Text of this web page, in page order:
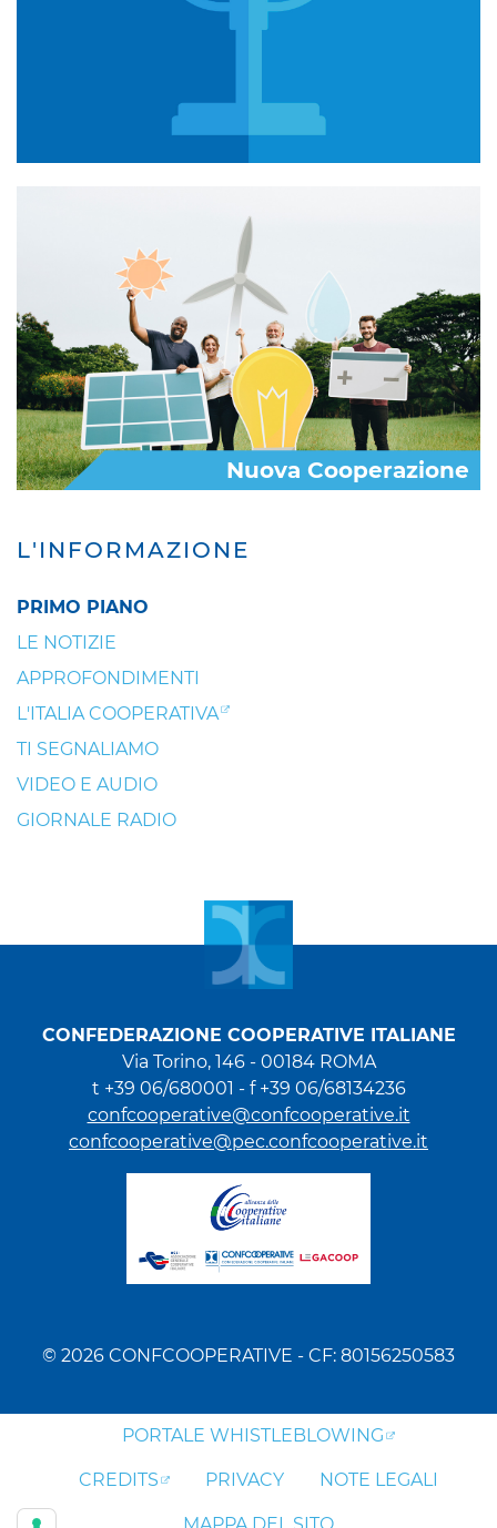
L'INFORMAZIONE
PRIMO PIANO
LE NOTIZIE
APPROFONDIMENTI
L'ITALIA COOPERATIVA
TI SEGNALIAMO
VIDEO E AUDIO
GIORNALE RADIO
Nuova Cooperazione
CONFEDERAZIONE COOPERATIVE ITALIANE
Via Torino, 146 - 00184 ROMA
t +39 06/680001 - f +39 06/68134236
confcooperative@confcooperative.it
confcooperative@pec.confcooperative.it
© 2026 CONFCOOPERATIVE - CF: 80156250583
PORTALE WHISTLEBLOWING
CREDITS PRIVACY NOTE LEGALI